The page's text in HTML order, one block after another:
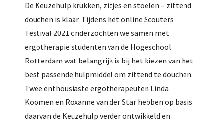
De Keuzehulp krukken, zitjes en stoelen – zittend
douchen is klaar. Tijdens het online Scouters
Testival 2021 onderzochten we samen met
ergotherapie studenten van de Hogeschool
Rotterdam wat belangrijk is bij het kiezen van het
best passende hulpmiddel om zittend te douchen.
Twee enthousiaste ergotherapeuten Linda
Koomen en Roxanne van der Star hebben op basis
daarvan de Keuzehulp verder ontwikkeld en